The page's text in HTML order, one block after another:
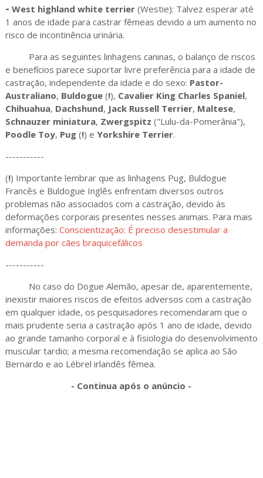
- West highland white terrier(Westie): Talvez esperar até
1 anos de idade para castrar fêmeas devido a um aumento no
risco de incontinência urinária.
Para as seguintes linhagens caninas, o balanço de riscos
e benefícios parece suportar livre preferência para a idade de
castração, independente da idade e do sexo: Pastor-
Australiano, Buldogue(!), Cavalier King Charles Spaniel,
Chihuahua, Dachshund, Jack Russell Terrier, Maltese,
Schnauzer miniatura, Zwergspitz ("Lulu-da-Pomerânia"),
Poodle Toy, Pug (!) e Yorkshire Terrier.
-----------
(!) Importante lembrar que as linhagens Pug, Buldogue
Francês e Buldogue Inglês enfrentam diversos outros
problemas não associados com a castração, devido às
deformações corporais presentes nesses animais. Para mais
informações: Conscientização: É preciso desestimular a
demanda por cães braquicefálicos
-----------
No caso do Dogue Alemão, apesar de, aparentemente,
inexistir maiores riscos de efeitos adversos com a castração
em qualquer idade, os pesquisadores recomendaram que o
mais prudente seria a castração após 1 ano de idade, devido
ao grande tamanho corporal e à fisiologia do desenvolvimento
muscular tardio; a mesma recomendação se aplica ao São
Bernardo e ao Lébrel irlandês fêmea.
- Continua após o anúncio -